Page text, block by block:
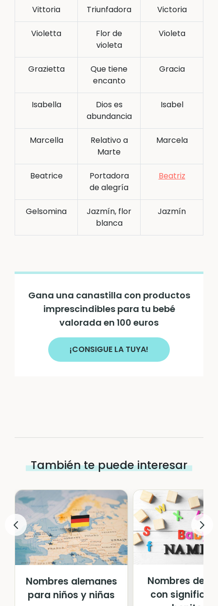
Vittoria Triunfadora Victoria
Violetta
Flor de
violeta
Violeta
Grazietta
Que tiene
encanto
Gracia
Isabella
Dios es
abundancia
Isabel
Marcella
Relativo a
Marte
Marcela
Beatrice
Portadora
de alegría
Beatriz
Gelsomina
Jazmín, flor
blanca
Jazmín
Gana una canastilla con productos
imprescindibles para tu bebé
valorada en 100 euros
¡CONSIGUE LA TUYA!
También te puede interesar
Nombres alemanes
para niños y niñas
Nombres de
con